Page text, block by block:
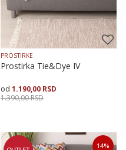
PROSTIRKE
Prostirka Tie&Dye IV
1.190,00 RSD
1.390,00RSD
Veličina Dodaj u korpu
14%